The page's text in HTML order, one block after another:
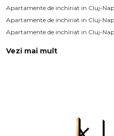
Apartamente de inchiriat in Cluj-
Apartamente de inchiriat in Cluj-
Apartamente de inchiriat in Cluj-
Apartamente de inchiriat in Cluj-
Vezi mai mult